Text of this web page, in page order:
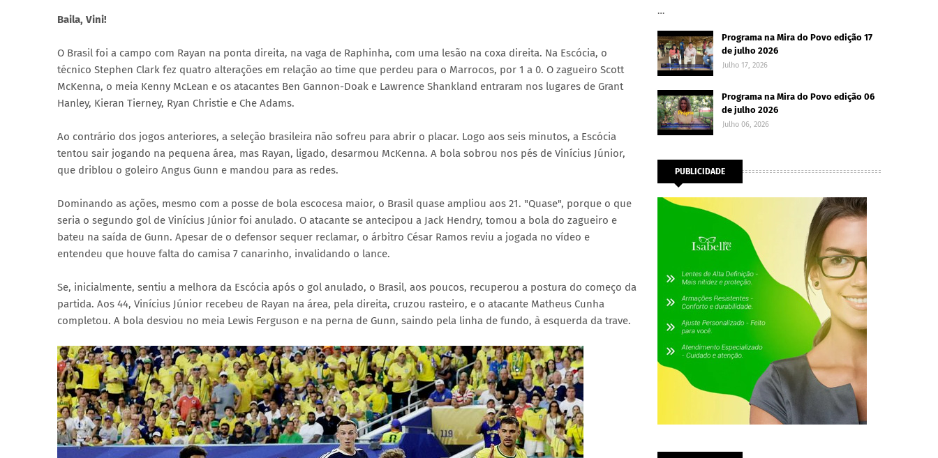
Baila, Vini!
O Brasil foi a campo com Rayan na ponta direita, na vaga de Raphinha, com uma lesão na coxa direita. Na Escócia, o
técnico Stephen Clark fez quatro alterações em relação ao time que perdeu para o Marrocos, por 1 a 0. O zagueiro Scott
McKenna, o meia Kenny McLean e os atacantes Ben Gannon-Doak e Lawrence Shankland entraram nos lugares de Grant
Hanley, Kieran Tierney, Ryan Christie e Che Adams.
Ao contrário dos jogos anteriores, a seleção brasileira não sofreu para abrir o placar. Logo aos seis minutos, a Escócia
tentou sair jogando na pequena área, mas Rayan, ligado, desarmou McKenna. A bola sobrou nos pés de Vinícius Júnior,
que driblou o goleiro Angus Gunn e mandou para as redes.
Dominando as ações, mesmo com a posse de bola escocesa maior, o Brasil quase ampliou aos 21. "Quase", porque o que
seria o segundo gol de Vinícius Júnior foi anulado. O atacante se antecipou a Jack Hendry, tomou a bola do zagueiro e
bateu na saída de Gunn. Apesar de o defensor sequer reclamar, o árbitro César Ramos reviu a jogada no vídeo e
entendeu que houve falta do camisa 7 canarinho, invalidando o lance.
Se, inicialmente, sentiu a melhora da Escócia após o gol anulado, o Brasil, aos poucos, recuperou a postura do começo da
partida. Aos 44, Vinícius Júnior recebeu de Rayan na área, pela direita, cruzou rasteiro, e o atacante Matheus Cunha
completou. A bola desviou no meia Lewis Ferguson e na perna de Gunn, saindo pela linha de fundo, à esquerda da trave.
…
Programa na Mira do Povo edição 17
de julho 2026
Julho 17, 2026
Programa na Mira do Povo edição 06
de julho 2026
Julho 06, 2026
PUBLICIDADE